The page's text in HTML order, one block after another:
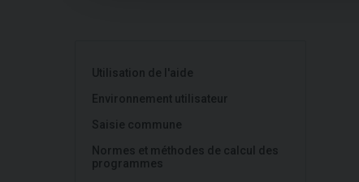
Utilisation de l'aide
Environnement utilisateur
Saisie commune
Normes et méthodes de calcul des
programmes